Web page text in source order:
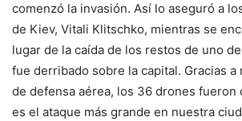
comenzó la invasión. Así lo aseguró a
de Kiev, Vitali Klitschko, mientras se
lugar de la caída de los restos de uno
fue derribado sobre la capital. Gracias a
de defensa aérea, los 36 drones fueron
es el ataque más grande en nuestra